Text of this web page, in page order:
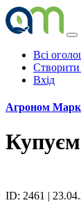
Всі
Вхід
Агроном
ID: 2461 |